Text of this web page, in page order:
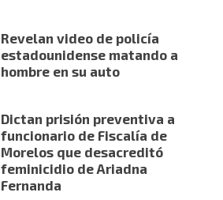
Revelan video de policía
estadounidense matando a
hombre en su auto
Dictan prisión preventiva a
funcionario de Fiscalía de
Morelos que desacreditó
feminicidio de Ariadna
Fernanda